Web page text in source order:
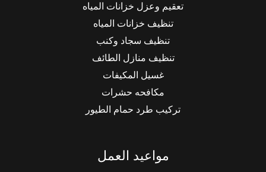
تعقيم وعزل خزانات المياه
تنظيف خزانات المياه
تنظيف سجاد وكنب
تنظيف منازل الطائف
غسيل المكيفات
مكافحه حشرات
تركيب طرد حمام الطيور
مواعيد العمل